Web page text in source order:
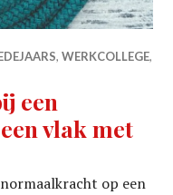
,WERKCOLLEGE,
een
vlak met
op een